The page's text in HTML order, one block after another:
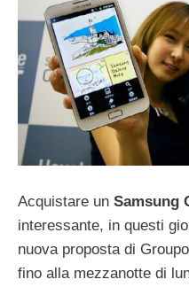
Acquistare un Samsung
interessante, in questi
nuova proposta di
fino alla mezzanotte di